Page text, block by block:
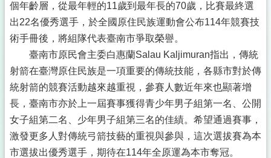
個年齡層，從最年輕的11歲到最年長的70歲，比賽最終選
出22名優秀選手，於全國原住民族運動會公布114年競賽技
術手冊後，將組隊代表臺南市爭取榮譽。
臺南市原民會主委白惠蘭Salau Kaljimuran指出，傳統
射箭在臺灣原住民族是一項重要的傳統技能，各縣市對於傳
統射箭的競賽活動越來越重視，參賽人數近年來也顯著增
長，臺南市亦於上一屆賽事獲得青少年男子組第一名、公開
女子組第二名、少年男子組第三名的佳績。希望通過賽事，
激發更多人對傳統弓箭技藝的重視與參與，這次選拔賽為本
市選拔出優秀選手，期待在114年全原運為本市奪冠。